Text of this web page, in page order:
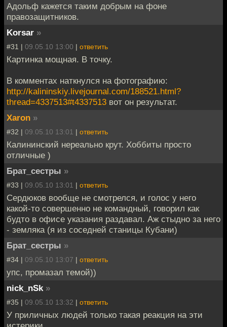
Адольф кажется таким добрым на фоне
правозащитников.
Korsar »
#31 | 09.05.10 13:00 | ответить
Картинка мощная. В точку.
В комментах наткнулся на фотографию:
http://kalininskiy.livejournal.com/188521.html?
thread=4337513#t4337513 вот он результат.
Xaron »
#32 | 09.05.10 13:01 | ответить
Калининский нереально крут. Хоббиты просто
отличные )
Брат_сестры »
#33 | 09.05.10 13:01 | ответить
Сердюков вообще не смотрелся, и голос у него
какой-то совершенно не командный, говорил как
будто в офисе указания раздавал. Аж стыдно за него
- земляка (я из соседней станицы Кубани)
Брат_сестры »
#34 | 09.05.10 13:07 | ответить
упс, промазал темой))
nick_nSk »
#35 | 09.05.10 13:32 | ответить
У приличных людей только такая реакция на эти